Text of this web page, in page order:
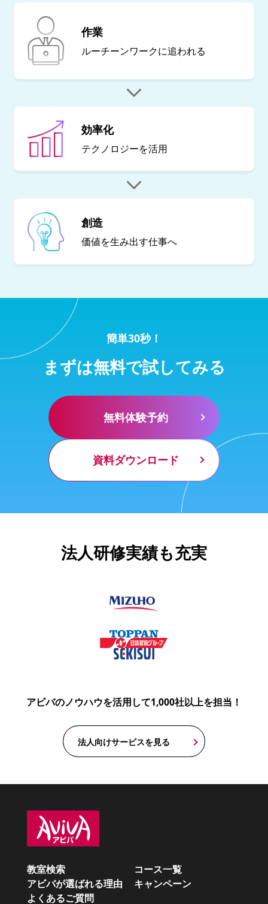
作業
ルーチーンワークに追われる
効率化
テクノロジーを活用
創造
価値を生み出す仕事へ
簡単30秒！
まずは無料で試してみる
無料体験予約
資料ダウンロード
法人研修実績も充実
アビバのノウハウを活用して1,000社以上を担当！
法人向けサービスを見る
教室検索
コース一覧
アビバが選ばれる理由
キャンペーン
よくあるご質問